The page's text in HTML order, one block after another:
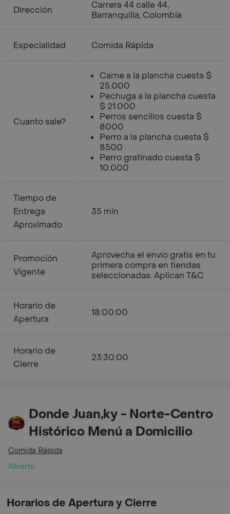
Dirección
Carrera 44 calle 44,
Barranquilla, Colombia
Especialidad Comida Rápida
Cuanto sale?
Carne a la plancha cuesta $
25.000
Pechuga a la plancha cuesta
$ 21.000
Perros sencillos cuesta $
8000
Perro a la plancha cuesta $
8500
Perro gratinado cuesta $
10.000
Tiempo de
Entrega
Aproximado
35 min
Promoción
Vigente
Aprovecha el envío gratis en tu
primera compra en tiendas
seleccionadas. Aplican T&C
Horario de
Apertura
18:00:00
Horario de
Cierre
23:30:00
Donde Juan,ky - Norte-Centro
Histórico Menú a Domicilio
Comida Rápida
Abierto
Horarios de Apertura y Cierre